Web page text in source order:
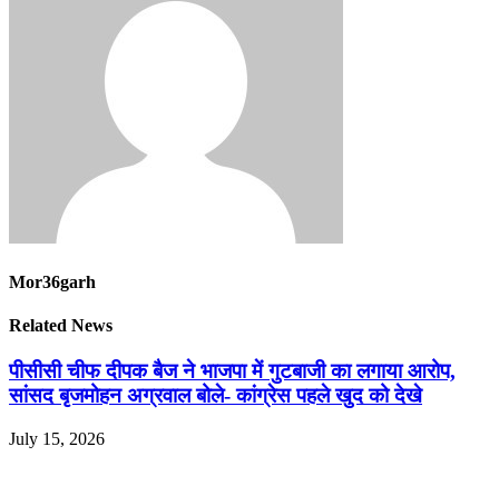
Mor36garh
Related News
पीसीसी चीफ दीपक बैज ने भाजपा में गुटबाजी का लगाया आरोप,
सांसद बृजमोहन अग्रवाल बोले- कांग्रेस पहले खुद को देखे
July 15, 2026